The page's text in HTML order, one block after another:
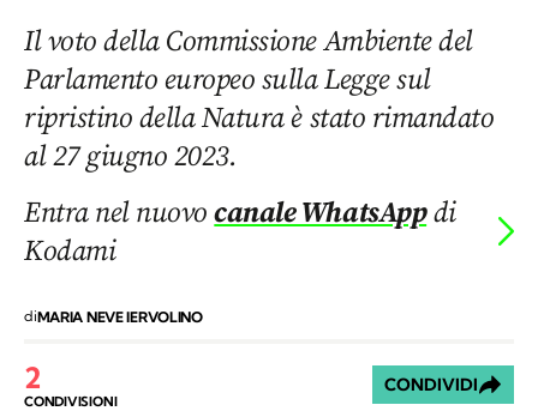
Il voto della Commissione Ambiente del
Parlamento europeo sulla Legge sul
ripristino della Natura è stato rimandato
al 27 giugno 2023.
Entra nel nuovocanale WhatsAppdi
Kodami
diMARIA NEVE IERVOLINO
2
CONDIVISIONI
CONDIVIDI